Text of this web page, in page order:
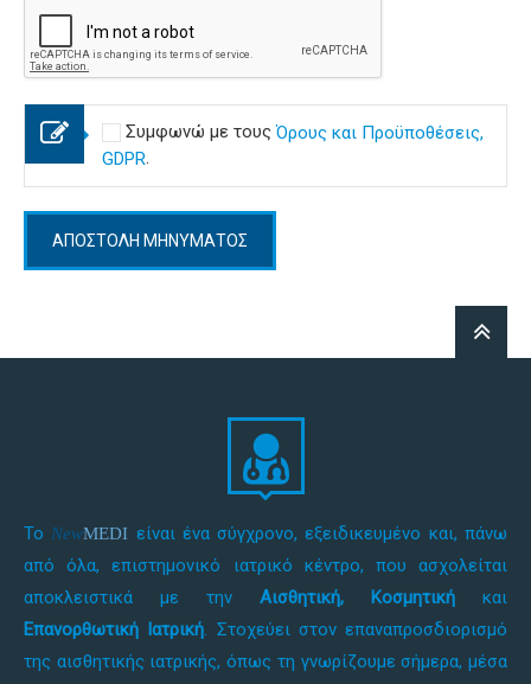
Συμφωνώ με τουςΌρους και Προϋποθέσεις,
GDPR.
ΤοNewMEDI είναι ένα σύγχρονο, εξειδικευμένο και, πάνω
από όλα, επιστημονικό ιατρικό κέντρο, που ασχολείται
αποκλειστικά με την Αισθητική, Κοσμητική και
Επανορθωτική Ιατρική. Στοχεύει στον επαναπροσδιορισμό
της αισθητικής ιατρικής, όπως τη γνωρίζουμε σήμερα, μέσα